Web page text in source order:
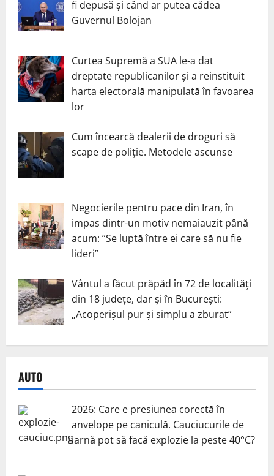
fi depusă și când ar putea cădea
Guvernul Bolojan
Curtea Supremă a SUA le-a dat
dreptate republicanilor și a reinstituit
harta electorală manipulată în favoarea
lor
Cum încearcă dealerii de droguri să
scape de poliție. Metodele ascunse
Negocierile pentru pace din Iran, în
impas dintr-un motiv nemaiauzit până
acum: ”Se luptă între ei care să nu fie
lideri”
Vântul a făcut prăpăd în 72 de localități
din 18 județe, dar și în București:
„Acoperișul pur și simplu a zburat”
AUTO
2026: Care e presiunea corectă în
anvelope pe caniculă. Cauciucurile de
iarnă pot să facă explozie la peste 40°C?